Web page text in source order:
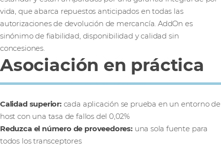
vida, que abarca repuestos anticipados en todas las
autorizaciones de devolución de mercancía. AddOn es
sinónimo de fiabilidad, disponibilidad y calidad sin
concesiones.
Asociación en práctica
Calidad superior:cada aplicación se prueba en un entorno de
host con una tasa de fallos del 0,02%
Reduzca el número de proveedores:una sola fuente para
todos los transceptores